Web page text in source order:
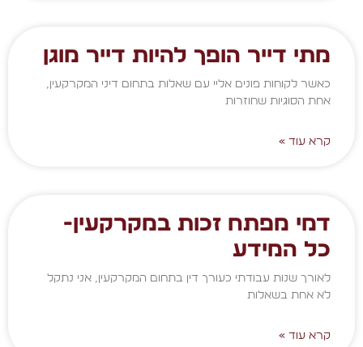
מתי דייר הופך להיות דייר מוגן
כאשר לקוחות פונים אליי עם שאלות בתחום דיני המקרקעין,
אחת הסוגיות שחוזרות
קרא עוד »
דמי מפתח זכות במקרקעין-
כל המידע
לאורך שנות עבודתי כעורך דין בתחום המקרקעין, אני נתקל
לא אחת בשאלות
קרא עוד »